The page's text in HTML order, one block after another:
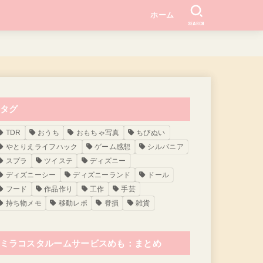
ホーム
SEARCH
タグ
TDR おうち おもちゃ写真
ちびぬい
やとりえライフハック
ゲーム感想
シルバニア
スプラ
ツイステ
ディズニー
ディズニーシー
ディズニーランド
ドール
フード
作品作り 工作
手芸
持ち物メモ
移動レポ 脊損 雑貨
ミラコスタルームサービスめも：まとめ